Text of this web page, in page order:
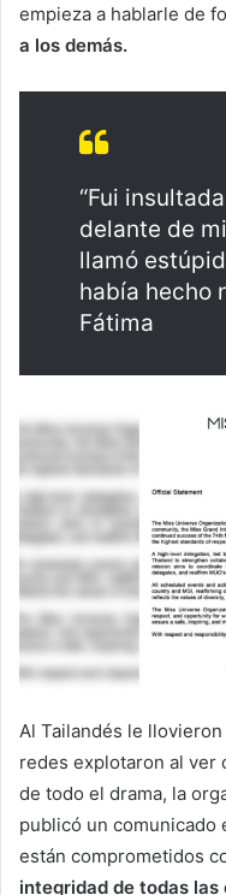
empieza a hablarle de
a los demás.
“Fui
delante de
llamó
había hecho
Fátima
Al Tailandés le
redes explotaron al ver
de todo el drama, la
publicó un comunicado
están comprometidos
integridad de todas